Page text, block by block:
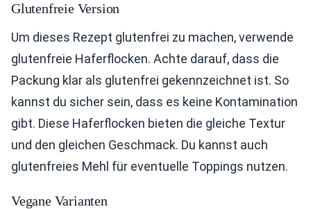
Glutenfreie Version
Um dieses Rezept glutenfrei zu machen, verwende
glutenfreie Haferflocken. Achte darauf, dass die
Packung klar als glutenfrei gekennzeichnet ist. So
kannst du sicher sein, dass es keine Kontamination
gibt. Diese Haferflocken bieten die gleiche Textur
und den gleichen Geschmack. Du kannst auch
glutenfreies Mehl für eventuelle Toppings nutzen.
Vegane Varianten